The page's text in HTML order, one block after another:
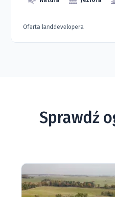
Oferta landdevelopera
Sprawdź